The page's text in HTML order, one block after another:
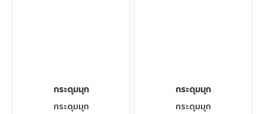
กระดุมมุก
กระดุมมุก
กระดุมมุก
กระดุมมุก